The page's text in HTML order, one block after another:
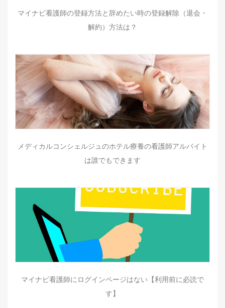
マイナビ看護師の登録方法と辞めたい時の登録解除（退会・
解約）方法は？
メディカルコンシェルジュのホテル療養の看護師アルバイト
は誰でもできます
マイナビ看護師にログインページはない【利用前に必読で
す】